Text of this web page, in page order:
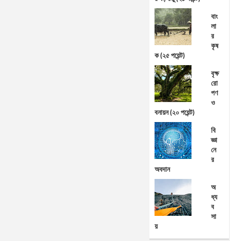
বাং
লা
র
কৃষ
ক (২৫ পয়েন্ট)
বৃক্ষ
রো
পণ
ও
বনায়ন (২০ পয়েন্ট)
বি
জ্ঞা
নে
র
অবদান
অ
ধ্য
ব
সা
য়